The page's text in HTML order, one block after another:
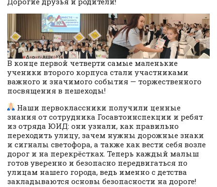
В конце первой четверти самые маленькие
ученики второго корпуса стали участниками
важного и значимого события — торжественного
посвящения в пешеходы!
Наши первоклассники получили ценные
знания от сотрудника Госавтоинспекции и ребят
из отряда ЮИД: они узнали, как правильно
переходить улицу, зачем нужны дорожные знаки
и сигналы светофора, а также как вести себя возле
дорог и на перекрёстках. Теперь каждый малыш
готов уверенно и безопасно передвигаться по
улицам нашего города, ведь именно с детства
закладываются основы безопасности на дороге!